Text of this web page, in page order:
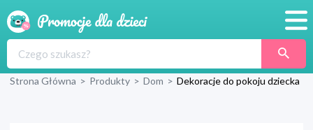
Produkty
Strona Główna > Produkty > Dom > Dekoracje do pokoju dziecka